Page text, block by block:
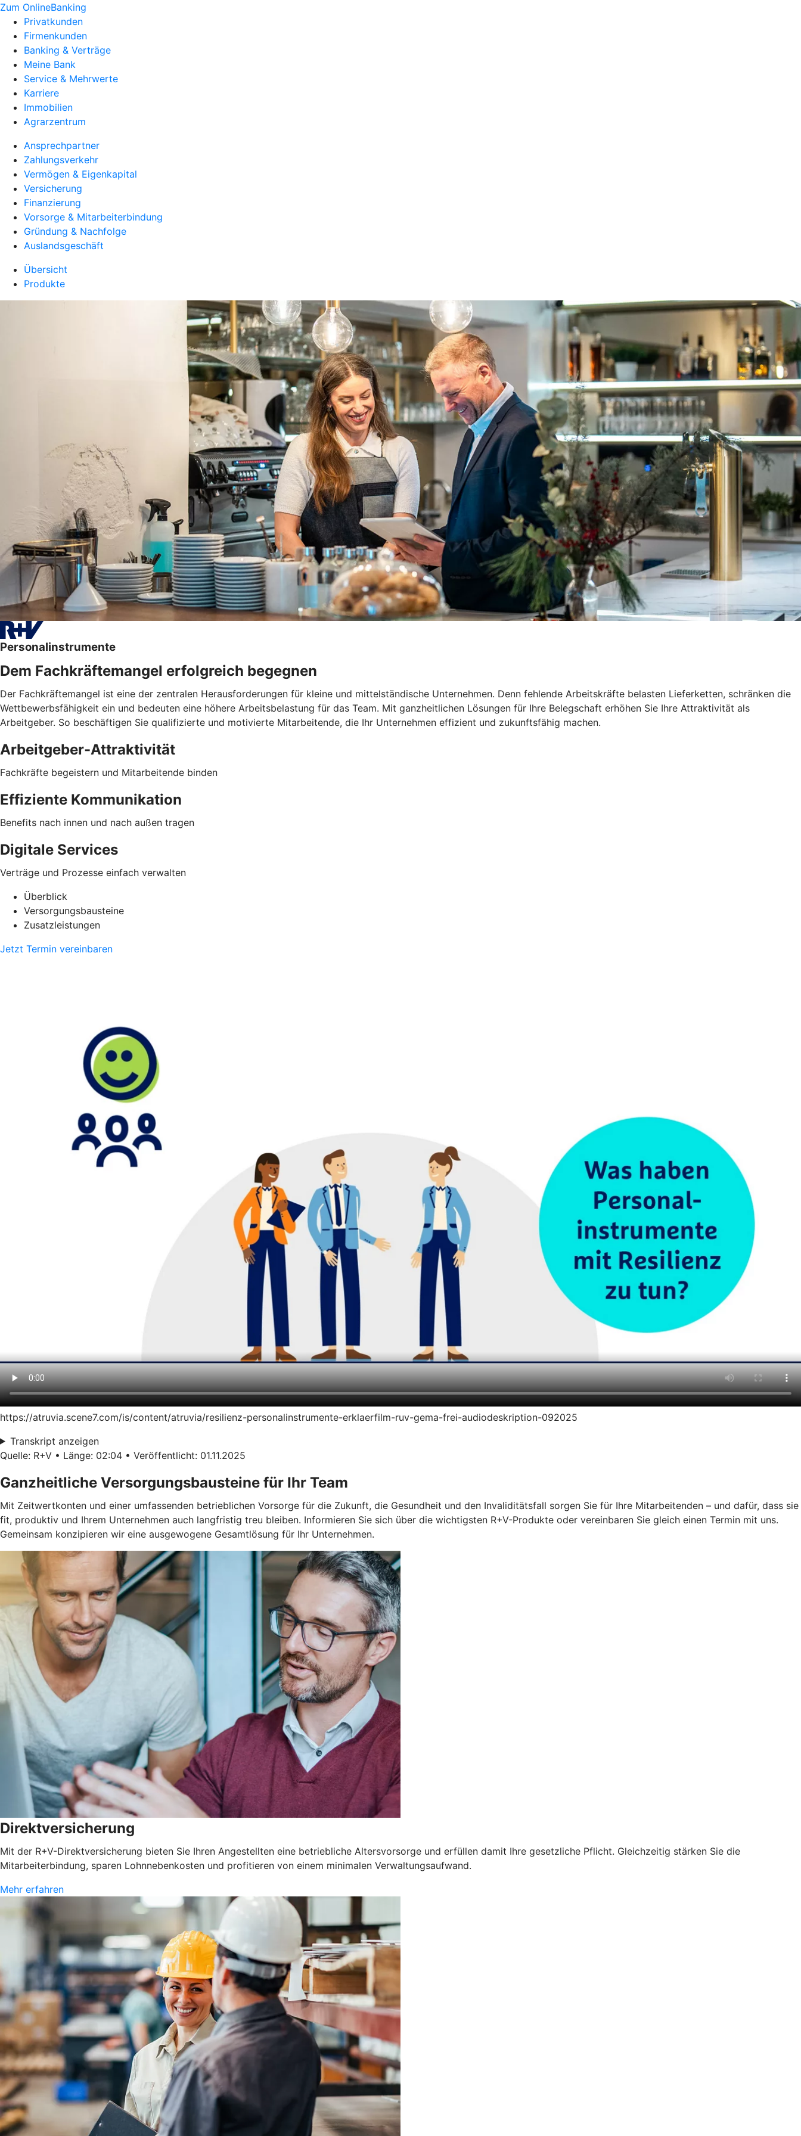
Zum OnlineBanking
Privatkunden
Firmenkunden
Banking & Verträge
Meine Bank
Service & Mehrwerte
Karriere
Immobilien
Agrarzentrum
Ansprechpartner
Zahlungsverkehr
Vermögen & Eigenkapital
Versicherung
Finanzierung
Vorsorge & Mitarbeiterbindung
Gründung & Nachfolge
Auslandsgeschäft
Übersicht
Produkte
Personalinstrumente
Dem Fachkräftemangel erfolgreich begegnen
Der Fachkräftemangel ist eine der zentralen Herausforderungen für kleine und mittelständische Unternehmen. Denn fehlende Arbeitskräfte belasten Lieferketten, schränken die
Wettbewerbsfähigkeit ein und bedeuten eine höhere Arbeitsbelastung für das Team. Mit ganzheitlichen Lösungen für Ihre Belegschaft erhöhen Sie Ihre Attraktivität als
Arbeitgeber. So beschäftigen Sie qualifizierte und motivierte Mitarbeitende, die Ihr Unternehmen effizient und zukunftsfähig machen.
Arbeitgeber-Attraktivität
Fachkräfte begeistern und Mitarbeitende binden
Effiziente Kommunikation
Benefits nach innen und nach außen tragen
Digitale Services
Verträge und Prozesse einfach verwalten
Überblick
Versorgungsbausteine
Zusatzleistungen
Jetzt Termin vereinbaren
https://atruvia.scene7.com/is/content/atruvia/resilienz-personalinstrumente-erklaerfilm-ruv-gema-frei-audiodeskription-092025
Transkript anzeigen
Quelle: R+V • Länge: 02:04 • Veröffentlicht: 01.11.2025
Ganzheitliche Versorgungsbausteine für Ihr Team
Mit Zeitwertkonten und einer umfassenden betrieblichen Vorsorge für die Zukunft, die Gesundheit und den Invaliditätsfall sorgen Sie für Ihre Mitarbeitenden – und dafür, dass sie
fit, produktiv und Ihrem Unternehmen auch langfristig treu bleiben. Informieren Sie sich über die wichtigsten R+V-Produkte oder vereinbaren Sie gleich einen Termin mit uns.
Gemeinsam konzipieren wir eine ausgewogene Gesamtlösung für Ihr Unternehmen.
Direktversicherung
Mit der R+V-Direktversicherung bieten Sie Ihren Angestellten eine betriebliche Altersvorsorge und erfüllen damit Ihre gesetzliche Pflicht. Gleichzeitig stärken Sie die
Mitarbeiterbindung, sparen Lohnnebenkosten und profitieren von einem minimalen Verwaltungsaufwand.
Mehr erfahren